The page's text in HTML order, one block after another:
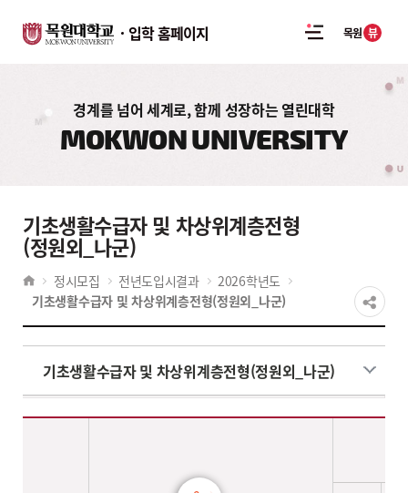
입학 홈페이지 목원 뷰
경계를 넘어 세계로, 함께 성장하는 열린대학
MOKWON UNIVERSITY
기초생활수급자 및 차상위계층전형
(정원외_나군)
정시모집 전년도입시결과
2026학년도
기초생활수급자 및 차상위계층전형(정원외_나군)
기초생활수급자 및 차상위계층전형(정원외_나군)
2026학년도 전년도입시결과 학생부교과 기초생활수급자 및 차상위계층전형(정원외나군) - 계열,대학,학과(부),전공,학생부교과 기초생활수급자 및 차상위계층전형(정원외)(모집인원,경쟁률,수능환산점수(평균,만점)) 정보제공